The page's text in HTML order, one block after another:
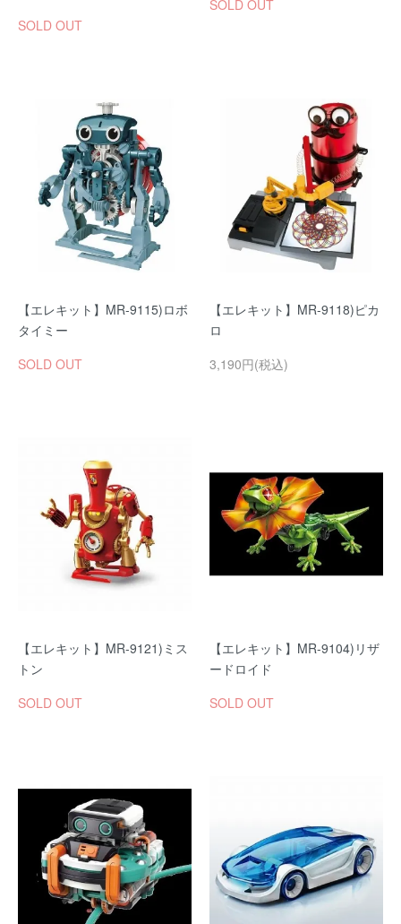
SOLD OUT
SOLD OUT
【エレキット】MR-9115)ロボ
タイミー
SOLD OUT
【エレキット】MR-9118)ピカ
ロ
3,190円(税込)
【エレキット】MR-9121)ミス
トン
SOLD OUT
【エレキット】MR-9104)リザ
ードロイド
SOLD OUT